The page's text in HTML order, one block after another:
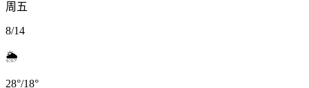
周五
8/14
🌦️
28°/18°